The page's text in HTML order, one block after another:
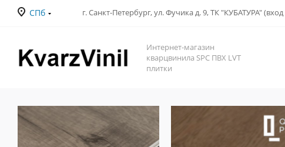
СПб
Интернет-магазин
кварцвинила SPC ПВХ LVT
плитки